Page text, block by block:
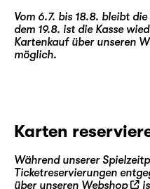
Vom 6.7. bis 18.8. bleibt
dem 19.8. ist die Kasse
Kartenkauf über unseren
möglich.
Karten
Während unserer
Ticketreservierungen
über unseren Webshop